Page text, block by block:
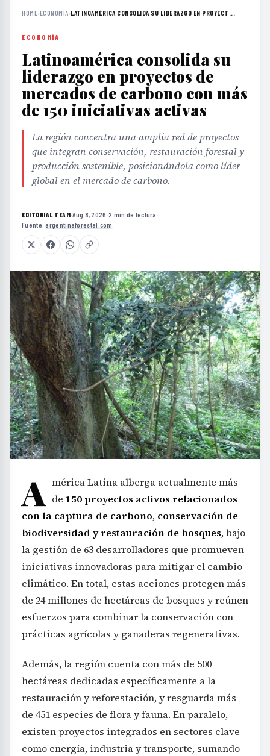
HOME›ECONOMÍA›LATINOAMÉRICA CONSOLIDA SU LIDERAZGO EN PROYECT...
ECONOMÍA
Latinoamérica consolida su
liderazgo en proyectos de
mercados de carbono con más
de 150 iniciativas activas
La región concentra una amplia red de proyectos
que integran conservación, restauración forestal y
producción sostenible, posicionándola como líder
global en el mercado de carbono.
EDITORIAL TEAM·Aug 8, 2026 ·2 min de lectura ·
Fuente:argentinaforestal.com
A mérica Latina alberga actualmente más
de 150 proyectos activos relacionados
con la captura de carbono, conservación de
biodiversidad y restauración de bosques, bajo
la gestión de 63 desarrolladores que promueven
iniciativas innovadoras para mitigar el cambio
climático. En total, estas acciones protegen más
de 24 millones de hectáreas de bosques y reúnen
esfuerzos para combinar la conservación con
prácticas agrícolas y ganaderas regenerativas.
Además, la región cuenta con más de 500
hectáreas dedicadas específicamente a la
restauración y reforestación, y resguarda más
de 451 especies de flora y fauna. En paralelo,
existen proyectos integrados en sectores clave
como energía, industria y transporte, sumando